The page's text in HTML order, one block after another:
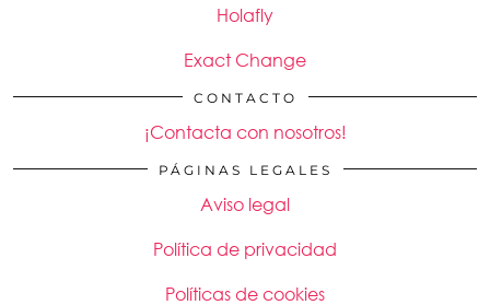
Holafly
Exact Change
CONTACTO
¡Contacta con nosotros!
PÁGINAS LEGALES
Aviso legal
Política de privacidad
Políticas de cookies